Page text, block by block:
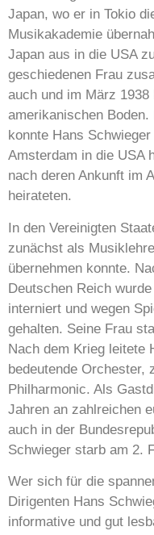
Japan, wo er in Tokio
Musikakademie
Japan aus in die USA
geschiedenen Frau
auch und im März
amerikanischen
konnte Hans
Amsterdam in die USA
nach deren Ankunft im
heirateten.
In den Vereinigten
zunächst als
übernehmen konnte.
Deutschen Reich
interniert und wegen
gehalten. Seine Frau
Nach dem Krieg leitete
bedeutende Orchester,
Philharmonic. Als
Jahren an zahlreichen
auch in der
Schwieger starb am 2.
Wer sich für die
Dirigenten Hans
informative und gut